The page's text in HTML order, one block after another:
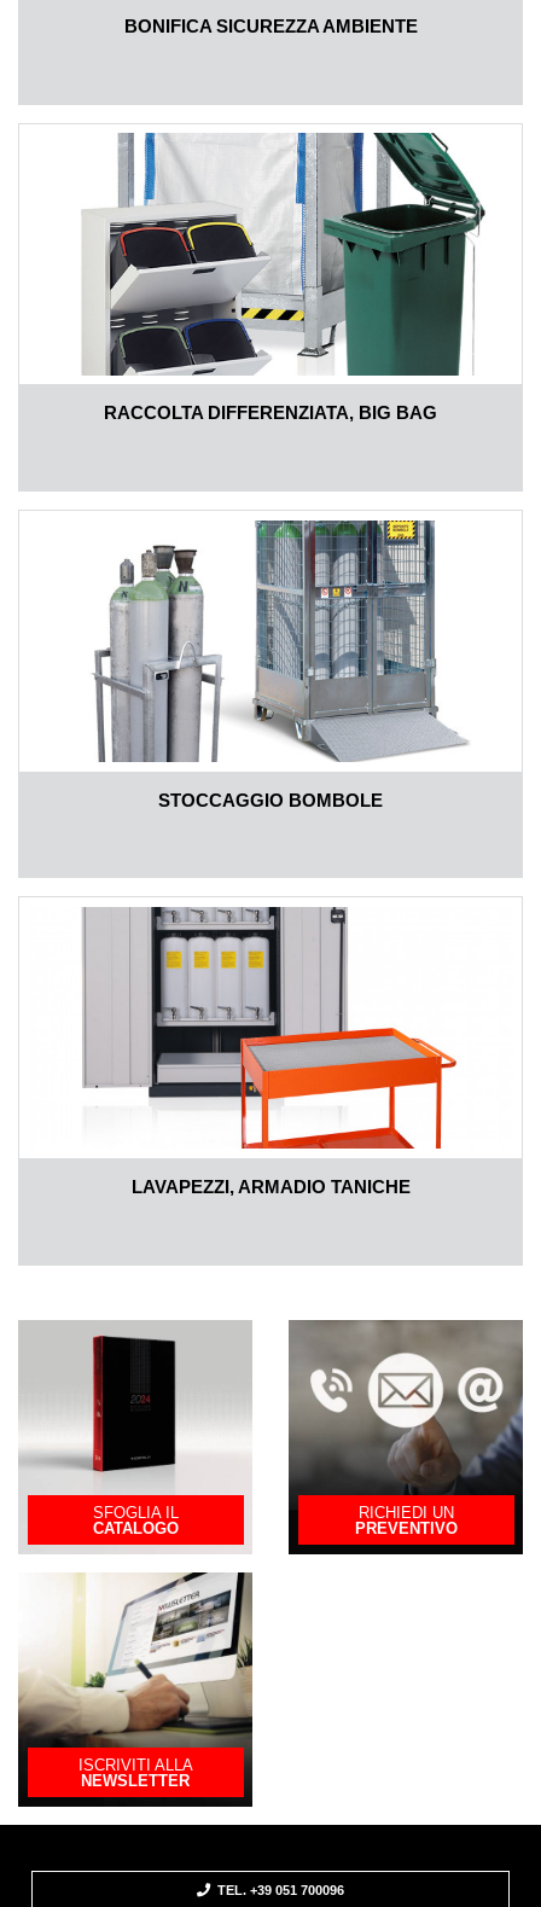
BONIFICA SICUREZZA AMBIENTE
RACCOLTA DIFFERENZIATA, BIG BAG
STOCCAGGIO BOMBOLE
LAVAPEZZI, ARMADIO TANICHE
SFOGLIA IL
CATALOGO
RICHIEDI UN
PREVENTIVO
ISCRIVITI ALLA
NEWSLETTER
TEL. +39 051 700096